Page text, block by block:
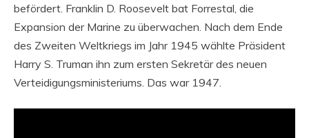
befördert. Franklin D. Roosevelt bat Forrestal, die
Expansion der Marine zu überwachen. Nach dem Ende
des Zweiten Weltkriegs im Jahr 1945 wählte Präsident
Harry S. Truman ihn zum ersten Sekretär des neuen
Verteidigungsministeriums. Das war 1947.